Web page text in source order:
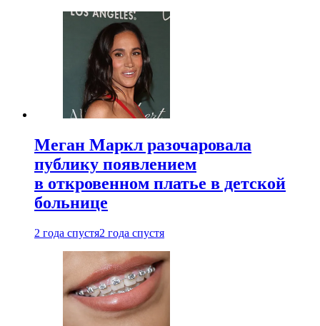
Меган Маркл разочаровала
публику появлением
в откровенном платье в детской
больнице
2 года спустя2 года спустя